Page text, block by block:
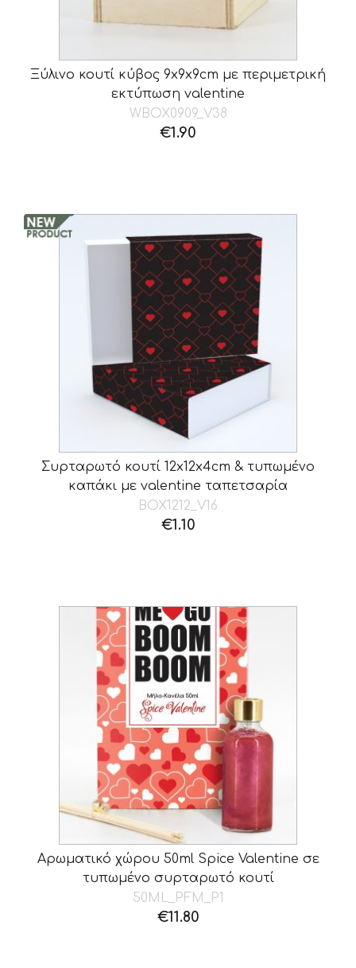
Ξύλινο κουτί κύβος 9x9x9cm με περιμετρική
εκτύπωση valentine
WBOX0909_V38
€1.90
Συρταρωτό κουτί 12x12x4cm & τυπωμένο
καπάκι με valentine ταπετσαρία
BOX1212_V16
€1.10
Αρωματικό χώρου 50ml Spice Valentine σε
τυπωμένο συρταρωτό κουτί
50ML_PFM_P1
€11.80